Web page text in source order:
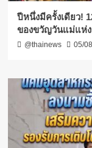
ปีหนึ่งมีครั้งเดียว!
ของขวัญวันแม่แห่
@thainews 05/